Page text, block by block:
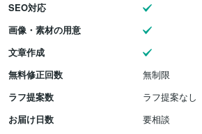
SEO対応
画像・素材の用意
文章作成
無料修正回数
無制限
ラフ提案数
ラフ提案なし
お届け日数
要相談